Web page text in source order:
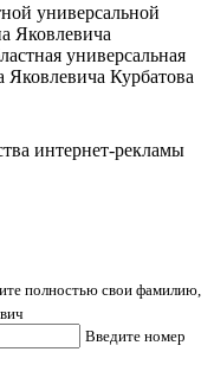
универсальной
Яковлевича
универсальная
Курбатова
интернет-рекламы
полностью свои фамилию,
Введите номер